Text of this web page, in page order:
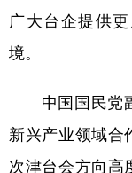
广大台企提供
境。
中国国民党副
新兴产业领域合
次津台会方向高